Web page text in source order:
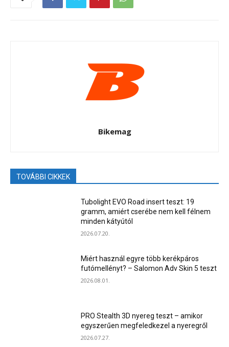
Bikemag
TOVÁBBI CIKKEK
Tubolight EVO Road insert teszt: 19
gramm, amiért cserébe nem kell félnem
minden kátyútól
2026.07.20.
Miért használ egyre több kerékpáros
futómellényt? – Salomon Adv Skin 5 teszt
2026.08.01.
PRO Stealth 3D nyereg teszt – amikor
egyszerűen megfeledkezel a nyeregről
2026.07.27.